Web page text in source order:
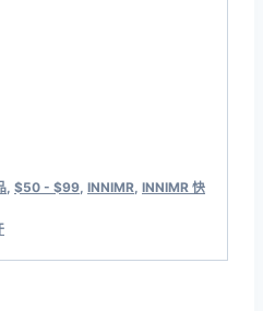
$50 - $99 INNIMR INNIMR 快